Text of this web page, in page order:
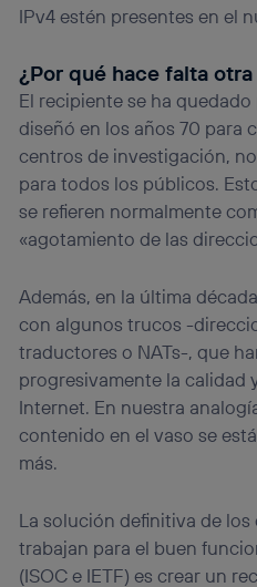
IPv4 estén presentes en el
¿Por qué hace falta
El recipiente se ha
diseñó en los años 70 para
centros de investigación,
para todos los públicos.
se refieren normalmente
«agotamiento de las
Además, en la última
con algunos trucos -
traductores o NATs-, que
progresivamente la calidad
Internet. En nuestra
contenido en el vaso se
más.
La solución definitiva de
trabajan para el buen
(ISOC e IETF) es crear un
navegación del usuario del
“Administrar Utiq” en la parte
visitando el portal de
(“consenthub”). Para más
la política de privacidad de